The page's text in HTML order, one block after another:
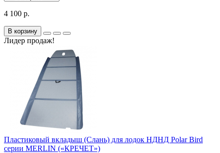
4 100 р.
В корзину
Лидер продаж!
Пластиковый вкладыш (Слань) для лодок НДНД Polar Bird
серии MERLIN («КРЕЧЕТ»)